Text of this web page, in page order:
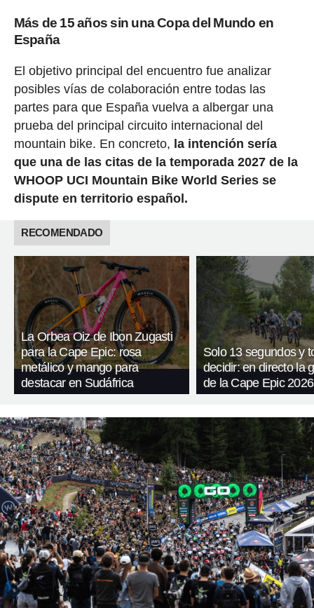
Más de 15 años sin una Copa del Mundo en
España
El objetivo principal del encuentro fue analizar
posibles vías de colaboración entre todas las
partes para que España vuelva a albergar una
prueba del principal circuito internacional del
mountain bike. En concreto, la intención sería
que una de las citas de la temporada 2027 de la
WHOOP UCI Mountain Bike World Series se
dispute en territorio español.
RECOMENDADO
La Orbea Oiz de Ibon Zugasti
para la Cape Epic: rosa
metálico y mango para
destacar en Sudáfrica
Solo 13 segundos y
decidir: en directo la
de la Cape Epic 2026